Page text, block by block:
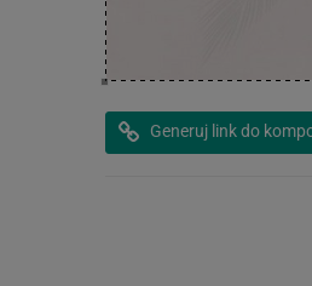
Generuj link do